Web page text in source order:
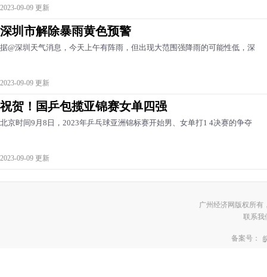
2023-09-09 更新
深圳市解除暴雨黄色预警
据@深圳天气消息，今天上午有阵雨，但出现大范围强降雨的可能性低，深
2023-09-09 更新
祝贺！国乒包揽亚锦赛女单四强
北京时间9月8日，2023年乒乓球亚洲锦标赛开始男、女单打1 4决赛的争夺
2023-09-09 更新
广州经济网版权所有
联系我
备案号：